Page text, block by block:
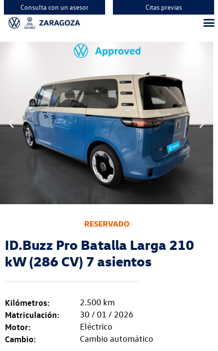
Consulta con un asesor Citas previas
RESERVADO
ID.Buzz Pro Batalla Larga 210
kW (286 CV) 7 asientos
Kilómetros: 2.500 km
Matriculación: 30 / 01 / 2026
Motor: Eléctrico
Cambio: Cambio automático